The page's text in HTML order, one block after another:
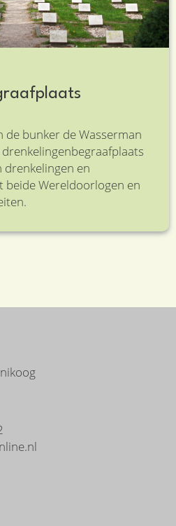
de bunker de Wasserman
drenkelingen en
Wereldoorlogen en